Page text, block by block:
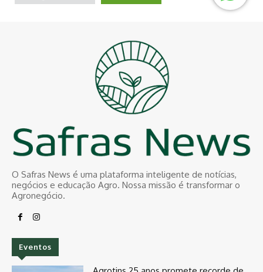
O Safras News é uma plataforma inteligente de notícias,
negócios e educação Agro. Nossa missão é transformar o
Agronegócio.
Eventos